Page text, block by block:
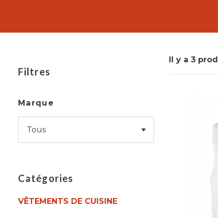
également de maintenir une apparence
Filtres
Marque
Catégories
VÊTEMENTS DE CUISINE
Il y a 3